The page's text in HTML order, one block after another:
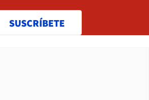
SUSCRÍBETE